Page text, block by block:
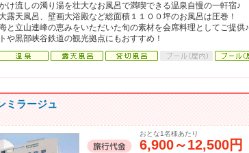
け流しの濁り湯を壮大なお風呂で満喫できる温泉自慢の一軒宿♪
露天風呂、壁画大浴殿など総面積１１００坪のお風呂は圧巻！
と立山連峰の恵みをいただいた旬の素材を会席料理としてご提供♪
や黒部峡谷鉄道の観光拠点にもおすすめ！
ミラージュ
おとな1名様あたり
6,900～12,500円